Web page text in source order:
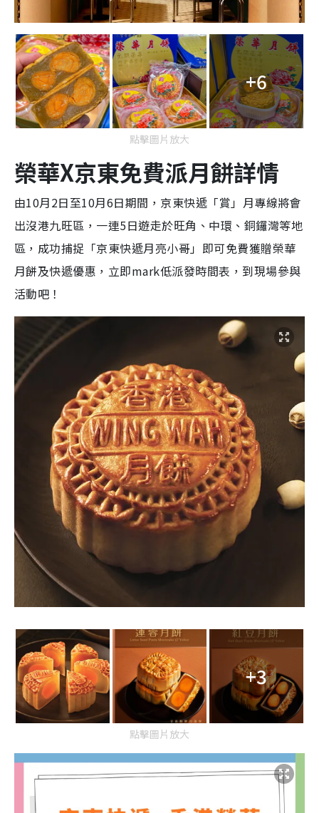
+6
點擊圖片放大
榮華X京東免費派月餅詳情
由10月2日至10月6日期間，京東快遞「賞」月專線將會
出沒港九旺區，一連5日遊走於旺角、中環、銅鑼灣等地
區，成功捕捉「京東快遞月亮小哥」即可免費獲贈榮華
月餅及快遞優惠，立即mark低派發時間表，到現場參與
活動吧！
+3
點擊圖片放大